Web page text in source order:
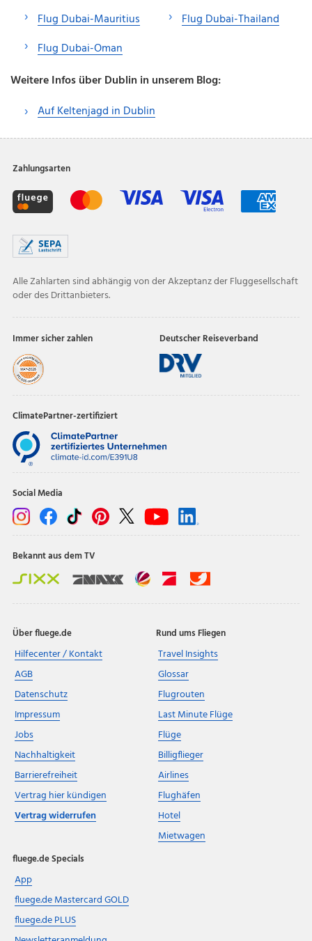
Flug Dubai-Mauritius
Flug Dubai-Oman
Flug Dubai-Thailand
Weitere Infos über Dublin in unserem Blog:
Auf Keltenjagd in Dublin